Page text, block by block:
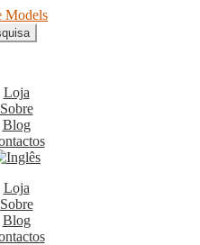
Loja
Sobre
Blog
Loja
Sobre
Blog